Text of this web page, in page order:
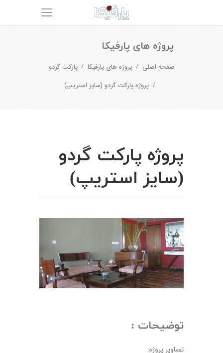
پروژه های پارفیکا
صفحه اصلی پروژه های پارفیکا
پارکت گردو
پروژه پارکت گردو (سایز استریپ)
پروژه پارکت گردو
(سایز استریپ)
توضیحات :
تصاویر پروژه: